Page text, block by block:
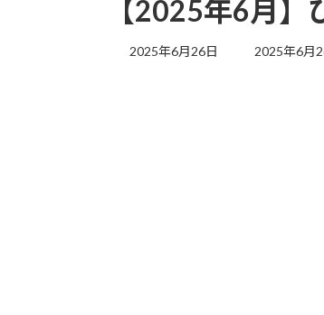
【2025年6月
2025年6月26日 2025年6月